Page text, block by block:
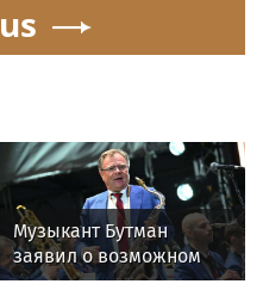
Музыкант Бутман
заявил о возможном